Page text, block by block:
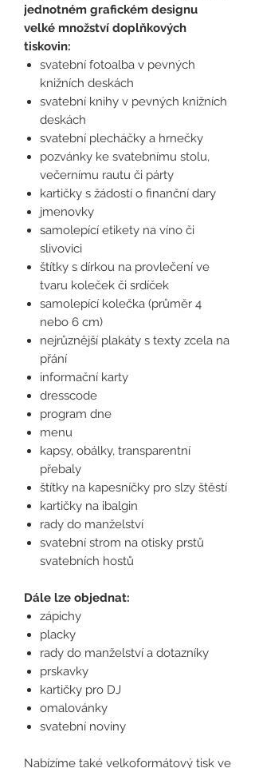
jednotném grafickém designu
velké množství doplňkových
tiskovin:
svatební fotoalba v pevných
knižních deskách
svatební knihy v pevných knižních
deskách
svatební plecháčky a hrnečky
pozvánky ke svatebnímu stolu,
večernímu rautu či párty
kartičky s žádostí o finanční dary
jmenovky
samolepící etikety na víno či
slivovici
štítky s dírkou na provlečení ve
tvaru koleček či srdíček
samolepící kolečka (průměr 4
nebo 6 cm)
nejrůznější plakáty s texty zcela na
přání
informační karty
dresscode
program dne
menu
kapsy, obálky, transparentní
přebaly
štítky na kapesníčky pro slzy štěstí
kartičky na ibalgin
rady do manželství
svatební strom na otisky prstů
svatebních hostů
Dále lze objednat:
zápichy
placky
rady do manželství a dotazníky
prskavky
kartičky pro DJ
omalovánky
svatební noviny
Nabízíme také velkoformátový tisk ve